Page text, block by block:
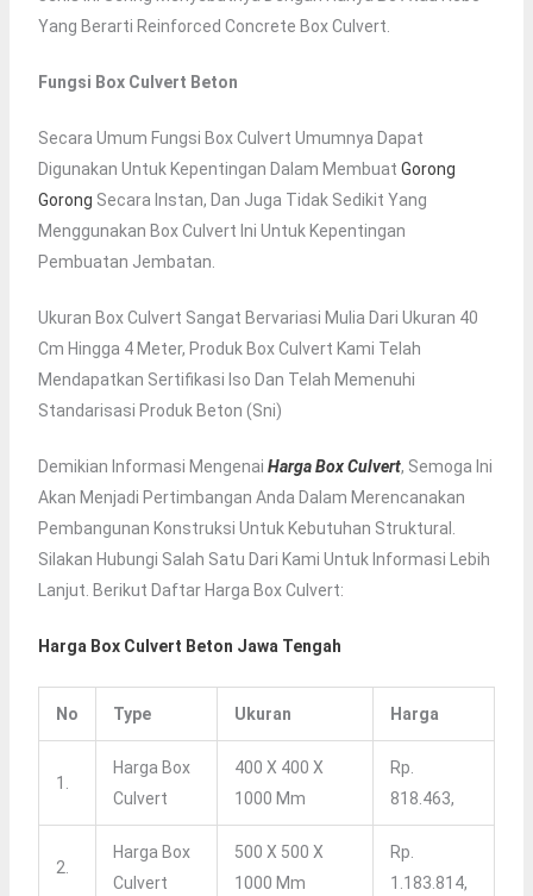
Yang Berarti Reinforced Concrete Box Culvert.
Fungsi Box Culvert Beton
Secara Umum Fungsi Box Culvert Umumnya Dapat
Digunakan Untuk Kepentingan Dalam Membuat Gorong
Gorong Secara Instan, Dan Juga Tidak Sedikit Yang
Menggunakan Box Culvert Ini Untuk Kepentingan
Pembuatan Jembatan.
Ukuran Box Culvert Sangat Bervariasi Mulia Dari Ukuran 40
Cm Hingga 4 Meter, Produk Box Culvert Kami Telah
Mendapatkan Sertifikasi Iso Dan Telah Memenuhi
Standarisasi Produk Beton (sni)
Demikian Informasi Mengenai Harga Box Culvert, Semoga Ini
Akan Menjadi Pertimbangan Anda Dalam Merencanakan
Pembangunan Konstruksi Untuk Kebutuhan Struktural.
Silakan Hubungi Salah Satu Dari Kami Untuk Informasi Lebih
Lanjut. Berikut Daftar Harga Box Culvert:
Harga Box Culvert Beton Jawa Tengah
No Type Ukuran Harga
1.
Harga Box
Culvert
400 X 400 X
1000 Mm
Rp.
818.463,
2.
Harga Box
Culvert
500 X 500 X
1000 Mm
Rp.
1.183.814,